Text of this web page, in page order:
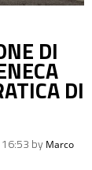
DI
DI
by Marco